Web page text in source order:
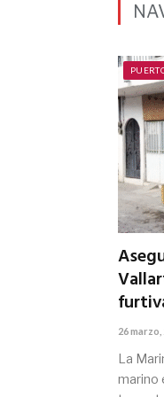
26 marzo,
La
marino